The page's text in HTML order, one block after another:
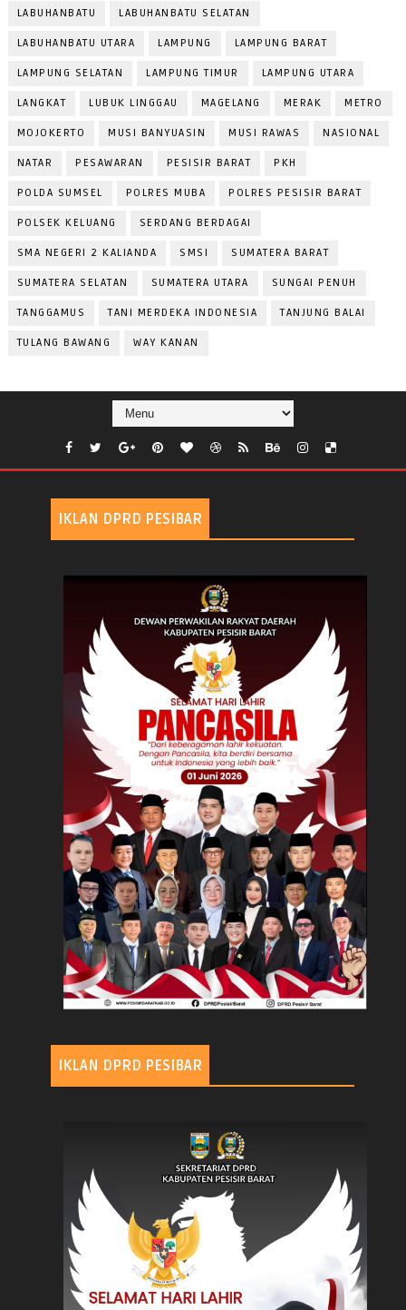
LABUHANBATU LABUHANBATU SELATAN
LABUHANBATU UTARA LAMPUNG LAMPUNG BARAT
LAMPUNG SELATAN LAMPUNG TIMUR LAMPUNG UTARA
LANGKAT LUBUK LINGGAU MAGELANG MERAK METRO
MOJOKERTO MUSI BANYUASIN MUSI RAWAS NASIONAL
NATAR PESAWARAN PESISIR BARAT PKH
POLDA SUMSEL POLRES MUBA POLRES PESISIR BARAT
POLSEK KELUANG SERDANG BERDAGAI
SMA NEGERI 2 KALIANDA SMSI SUMATERA BARAT
SUMATERA SELATAN SUMATERA UTARA SUNGAI PENUH
TANGGAMUS TANI MERDEKA INDONESIA TANJUNG BALAI
TULANG BAWANG WAY KANAN
IKLAN DPRD PESIBAR
IKLAN DPRD PESIBAR